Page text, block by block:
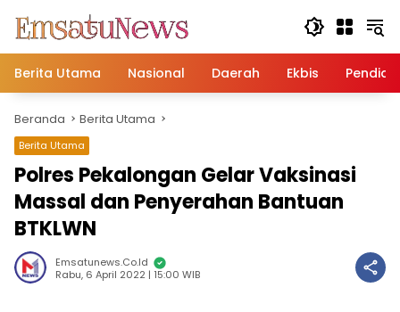
konten
Berita Utama
Nasional Daerah Ekbis
Beranda Berita Utama
Berita Utama
Polres Pekalongan Gelar Vaksinasi
Massal dan Penyerahan Bantuan
BTKLWN
Emsatunews.co.id
Rabu, 6 April 2022 | 15:00 WIB